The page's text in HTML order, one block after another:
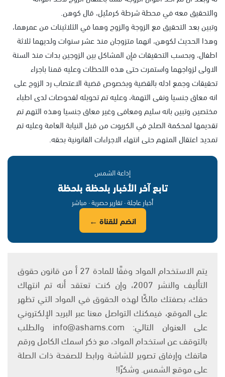
والتحقيق معه في محطة شرطة كرمئيل، قال كوهن.
وتبين بعد التحقيق مع الزوجة والزوج وهما في الثلاثينات من عمرهما،
وهذا الحديث لكوهن، انهما متزوجان منذ عشر سنوات ولديهما ثلاثة
اطفال، وبحسب التحقيقات فإن المشاكل بين الزوجين بدات منذ السنة
الاولى لزواجهما واستمرت حتى هذه اللحظات وعليه قمنا باجراء
تحقيقات وجمع ادله بالقضية وبخصوص قضية الاعتصاب رد الزوج على
انه معاق جنسيا ونفى التهمة، وعليه تم تحويله لفحوصات لدى اطباء
مختصين وتبين بانه سليم ومعافى وغير معاق جنسيا وهذه التهم تم
تقديمها لمحكمة الصلح في الكريوت من قبل النيابة العامة وعليه تم
تمديد اعتقال المتهم حتى انتهاء الاجراءات القانونية بحقه.
إذاعة الشمس
تابع آخر الأخبار بلحظة بلحظة
أخبار عاجلة · تقارير حصرية · مباشر
انضم للقناة ←
يتم الاستخدام المواد وفقًا للمادة 27 أ من قانون حقوق
التأليف والنشر 2007، وإن كنت تعتقد أنه تم انتهاك
حقك، بصفتك مالكًا لهذه الحقوق في المواد التي تظهر
على الموقع، فيمكنك التواصل معنا عبر البريد الإلكتروني
على العنوان التالي: info@ashams.com والطلب
بالتوقف عن استخدام المواد، مع ذكر اسمك الكامل ورقم
هاتفك وإرفاق تصوير للشاشة ورابط للصفحة ذات الصلة
على موقع الشمس. وشكرًا!